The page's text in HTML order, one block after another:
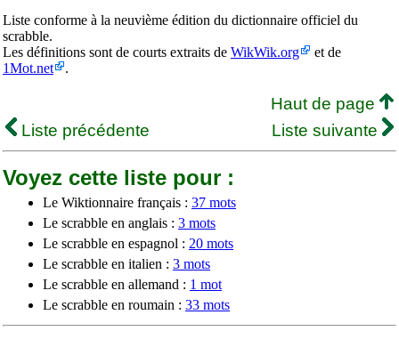
Liste conforme à la neuvième édition du dictionnaire officiel du
scrabble.
Les définitions sont de courts extraits de WikWik.org
et de
1Mot.net
.
Haut de page
Liste précédente
Liste suivante
Voyez cette liste pour :
Le Wiktionnaire français : 37 mots
Le scrabble en anglais : 3 mots
Le scrabble en espagnol : 20 mots
Le scrabble en italien : 3 mots
Le scrabble en allemand : 1 mot
Le scrabble en roumain : 33 mots